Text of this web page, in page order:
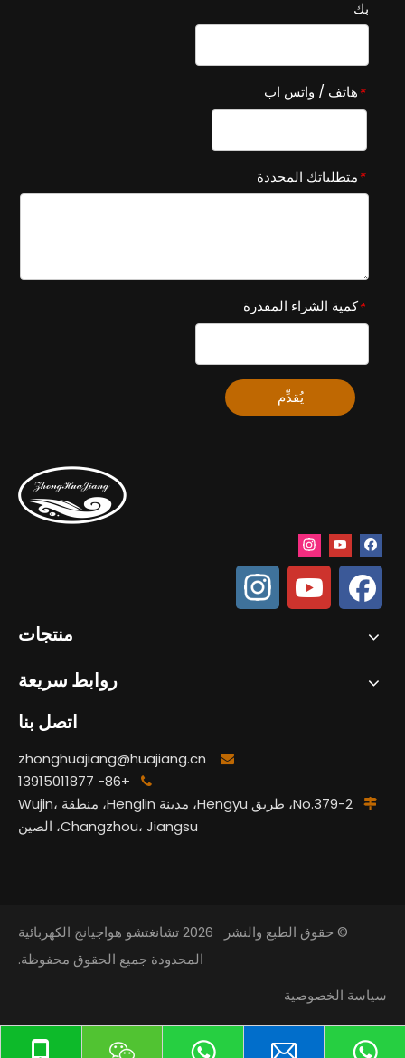
بك
*هاتف / واتس اب
*متطلباتك المحددة
*كمية الشراء المقدرة
يُقدِّم
منتجات
روابط سريعة
اتصل بنا

zhonghuajiang@huajiang.cn

+86- 13915011877

No.379-2، طريق Hengyu، مدينة Henglin، منطقة Wujin،
Changzhou، Jiangsu، الصين
© حقوق الطبع والنشر 2026تشانغتشو هواجيانج الكهربائية
المحدودة جميع الحقوق محفوظة.
سياسة الخصوصية